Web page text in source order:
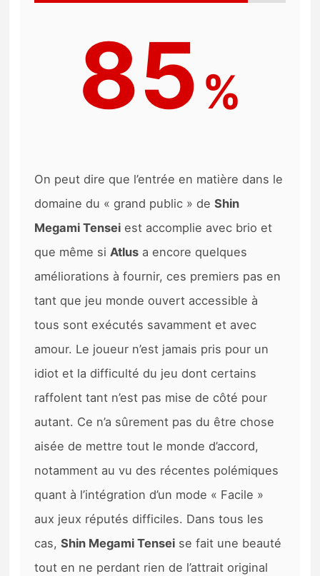
85 %
On peut dire que l’entrée en matière dans le
domaine du « grand public » deShin
Megami Tensei est accomplie avec brio et
que même siAtlus a encore quelques
améliorations à fournir, ces premiers pas en
tant que jeu monde ouvert accessible à
tous sont exécutés savamment et avec
amour. Le joueur n’est jamais pris pour un
idiot et la difficulté du jeu dont certains
raffolent tant n’est pas mise de côté pour
autant. Ce n’a sûrement pas du être chose
aisée de mettre tout le monde d’accord,
notamment au vu des récentes polémiques
quant à l’intégration d’un mode « Facile »
aux jeux réputés difficiles. Dans tous les
cas,Shin Megami Tensei se fait une beauté
tout en ne perdant rien de l’attrait original